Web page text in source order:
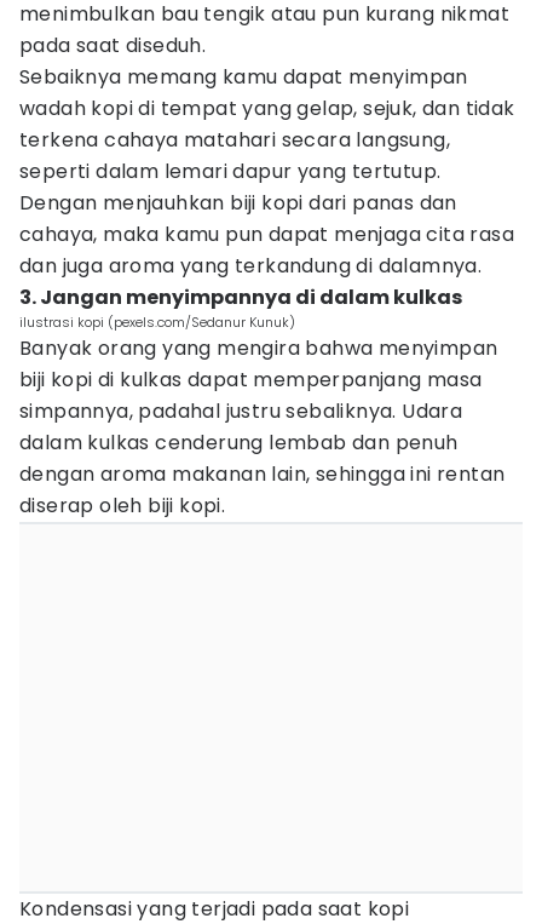
menimbulkan bau tengik atau pun kurang nikmat
pada saat diseduh.
Sebaiknya memang kamu dapat menyimpan
wadah kopi di tempat yang gelap, sejuk, dan tidak
terkena cahaya matahari secara langsung,
seperti dalam lemari dapur yang tertutup.
Dengan menjauhkan biji kopi dari panas dan
cahaya, maka kamu pun dapat menjaga cita rasa
dan juga aroma yang terkandung di dalamnya.
3. Jangan menyimpannya di dalam kulkas
ilustrasi kopi (pexels.com/Sedanur Kunuk)
Banyak orang yang mengira bahwa menyimpan
biji kopi di kulkas dapat memperpanjang masa
simpannya, padahal justru sebaliknya. Udara
dalam kulkas cenderung lembab dan penuh
dengan aroma makanan lain, sehingga ini rentan
diserap oleh biji kopi.
Kondensasi yang terjadi pada saat kopi